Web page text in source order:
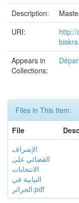
Description:
URI:
Appears in
Collections:
Files in This Item:
File
الإشراف
القضائي على
الانتخابات
النيابية في
الجزائر.pdf